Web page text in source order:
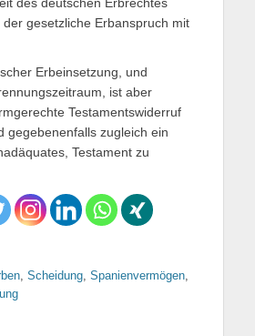
gesetzliche Erbanspruch mit
Erbeinsetzung, und
ist aber
Testamentswiderruf
gegebenenfalls zugleich ein
Testament zu
Scheidung Spanienvermögen